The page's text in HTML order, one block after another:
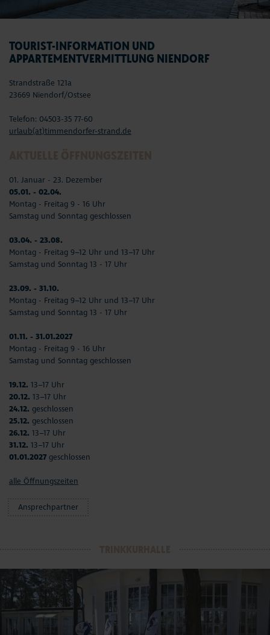
TOURIST-INFORMATION UND
APPARTEMENTVERMITTLUNG NIENDORF
Strandstraße 121a
23669 Niendorf/Ostsee
Telefon: 04503-35 77-60
urlaub(at)timmendorfer-strand.de
01. Januar - 23. Dezember
05.01. - 02.04.
Montag - Freitag 9 - 16 Uhr
Samstag und Sonntag geschlossen
03.04. - 23.08.
Montag - Freitag 9–12 Uhr und 13–17 Uhr
Samstag und Sonntag 13 - 17 Uhr
23.09. - 31.10.
Montag - Freitag 9–12 Uhr und 13–17 Uhr
Samstag und Sonntag 13 - 17 Uhr
01.11. - 31.01.2027
Montag - Freitag 9 - 16 Uhr
Samstag und Sonntag geschlossen
19.12. 13–17 Uhr
20.12. 13–17 Uhr
24.12. geschlossen
25.12. geschlossen
26.12. 13–17 Uhr
31.12. 13–17 Uhr
01.01.2027 geschlossen
alle Öffnungszeiten
Ansprechpartner